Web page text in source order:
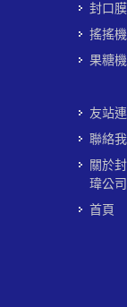
封口膜
搖搖機
果糖機
友站
聯絡
關於
瑋公司
首頁